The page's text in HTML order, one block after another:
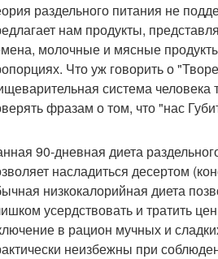
раздельного питания не
нам продукты,
молочные и мясные
Что уж говорить о
система человека
фразам о том, что "нас
90-дневная диета
насладиться десертом
низкокалорийная диета
усердствовать и тратить
в рацион мучных и
неизбежны при